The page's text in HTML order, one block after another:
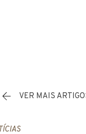
VER MAIS